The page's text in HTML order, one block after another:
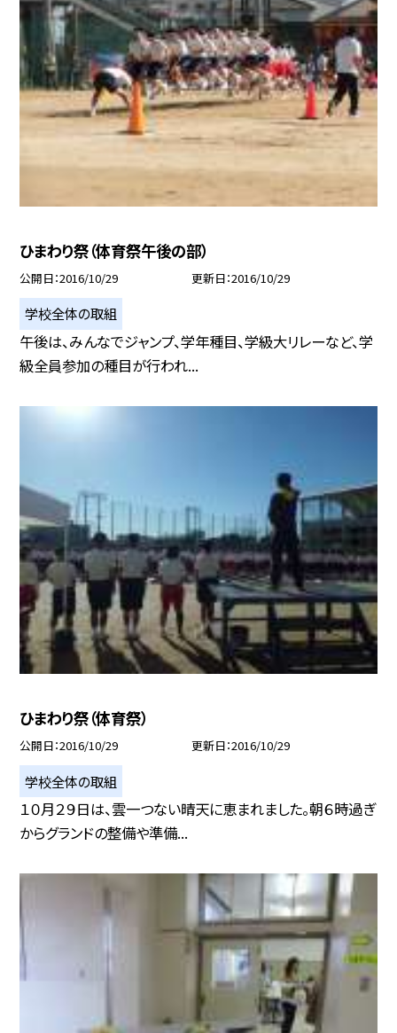
ひまわり祭（体育祭午後の部）
公開日 2016/10/29 更新日 2016/10/29
学校全体の取組
午後は、みんなでジャンプ、学年種目、学級大リレーなど、学
級全員参加の種目が行われ...
ひまわり祭（体育祭）
公開日 2016/10/29 更新日 2016/10/29
学校全体の取組
１０月２９日は、雲一つない晴天に恵まれました。朝６時過ぎ
からグランドの整備や準備...